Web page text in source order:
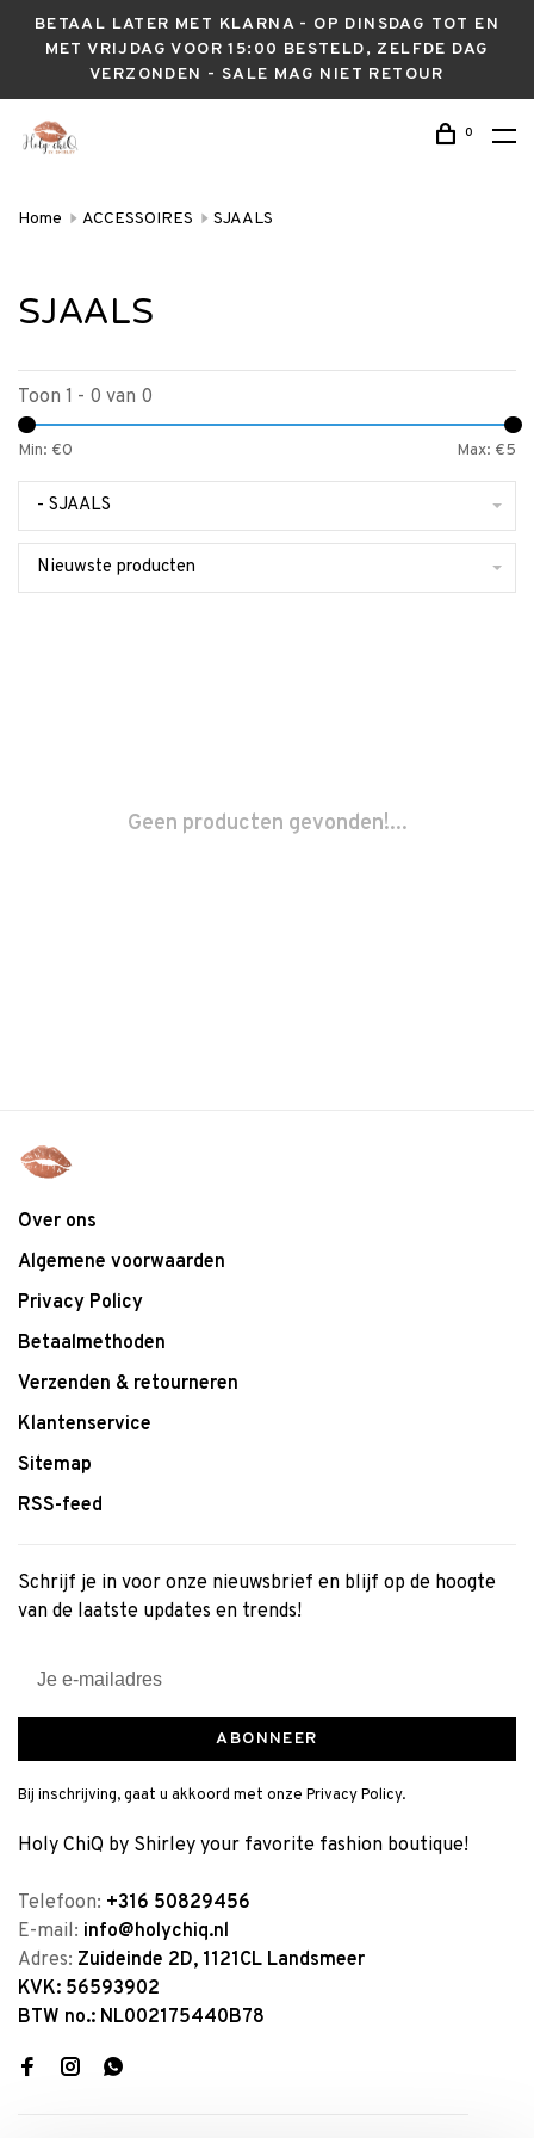
BETAAL LATER MET KLARNA - OP DINSDAG TOT EN
MET VRIJDAG VOOR 15:00 BESTELD, ZELFDE DAG
VERZONDEN - SALE MAG NIET RETOUR
0
Home ACCESSOIRES SJAALS
SJAALS
Toon 1 - 0 van 0
Min: €0 Max: €5
- SJAALS
Nieuwste producten
Geen producten gevonden!...
Over ons
Algemene voorwaarden
Privacy Policy
Betaalmethoden
Verzenden & retourneren
Klantenservice
Sitemap
RSS-feed
Schrijf je in voor onze nieuwsbrief en blijf op de hoogte
van de laatste updates en trends!
ABONNEER
Bij inschrijving, gaat u akkoord met onze Privacy Policy.
Holy ChiQ by Shirley your favorite fashion boutique!
Telefoon: +316 50829456
E-mail: info@holychiq.nl
Adres: Zuideinde 2D, 1121CL Landsmeer
KVK: 56593902
BTW no.: NL002175440B78